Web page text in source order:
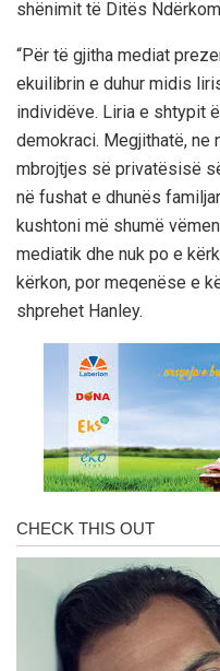
shënimit të Ditës
“Për të gjitha mediat
ekuilibrin e duhur midis
individëve. Liria e shtypit
demokraci. Megjithatë, ne
mbrojtjes së privatësisë
në fushat e dhunës
kushtoni më shumë
mediatik dhe nuk po e
kërkon, por meqenëse e
shprehet Hanley.